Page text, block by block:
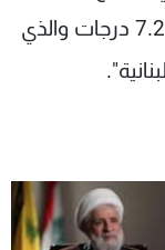
مصدر زلزال 9 تموز 551 ميلادي بقوة 7.2 درجات والذي